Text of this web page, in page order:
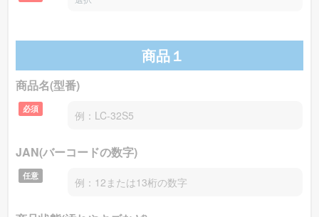
を買取価格相場
します！
ファミリーイナダ
ィカルチェア アイフィットプロ FIP-3206J
場〜148800円
商品１
商品名(型番)
必須
JAN(バーコードの数字)
任意